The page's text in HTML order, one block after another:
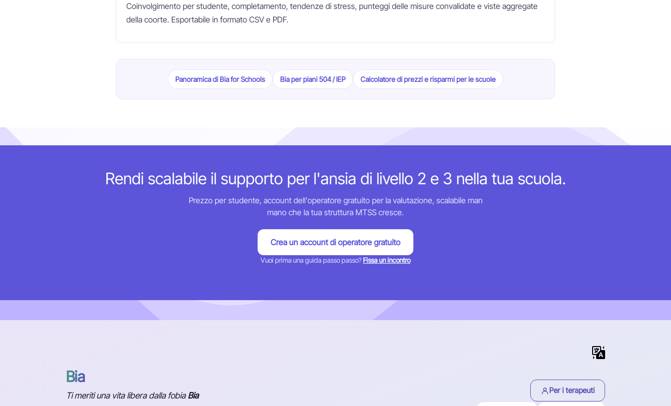
Coinvolgimento per studente, completamento, tendenze di stress, punteggi delle misure convalidate e viste aggregate
della coorte. Esportabile in formato CSV e PDF.
Panoramica di Bia for Schools Bia per piani 504 / IEP Calcolatore di prezzi e risparmi per le scuole
Rendi scalabile il supporto per l'ansia di livello 2 e 3 nella tua scuola.
Prezzo per studente, account dell'operatore gratuito per la valutazione, scalabile man
mano che la tua struttura MTSS cresce.
Crea un account di operatore gratuito
Vuoi prima una guida passo passo? Fissa un incontro
Bia
Ti meriti una vita libera dalla fobiaBia
Per i terapeuti